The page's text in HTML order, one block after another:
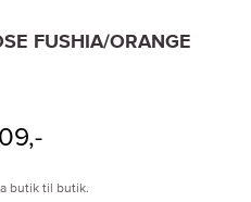
FUSHIA/ORANGE
butik til butik.